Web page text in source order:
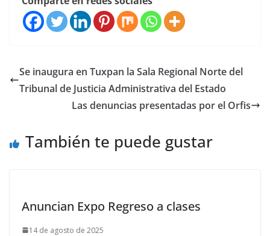
Se inaugura en Tuxpan la Sala Regional Norte del
Tribunal de Justicia Administrativa del Estado
Las denuncias presentadas por el Orfis
También te puede gustar
Anuncian Expo Regreso a clases
14 de agosto de 2025